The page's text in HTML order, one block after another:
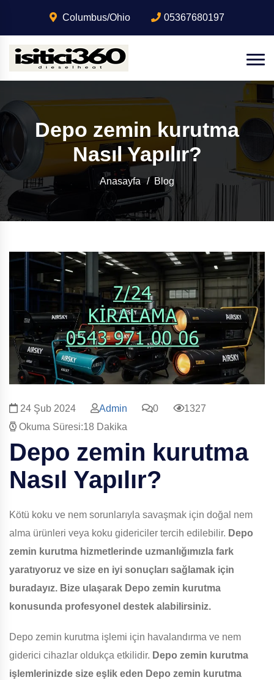
Columbus/Ohio 05367680197
Depo zemin kurutma
Nasıl Yapılır?
Anasayfa Blog
24 Şub 2024 Admin 0
1327
Okuma Süresi:18 Dakika
Depo zemin kurutma
Nasıl Yapılır?
Kötü koku ve nem sorunlarıyla savaşmak için doğal nem
alma ürünleri veya koku gidericiler tercih edilebilir. Depo
zemin kurutma hizmetlerinde uzmanlığımızla fark
yaratıyoruz ve size en iyi sonuçları sağlamak için
buradayız. Bize ulaşarak Depo zemin kurutma
konusunda profesyonel destek alabilirsiniz.
Depo zemin kurutma işlemi için havalandırma ve nem
giderici cihazlar oldukça etkilidir. Depo zemin kurutma
işlemlerinizde size eşlik eden Depo zemin kurutma